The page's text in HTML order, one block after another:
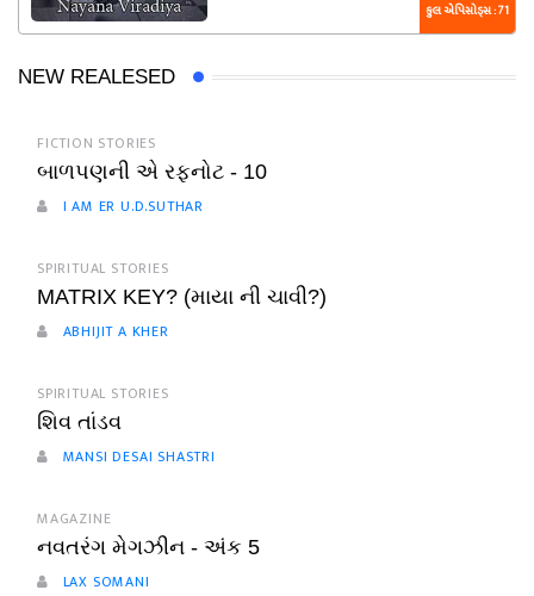
કુલ એપિસોડ્સ : 71
NEW REALESED
FICTION STORIES
બાળપણની એ રફનોટ - 10
I AM ER U.D.SUTHAR
SPIRITUAL STORIES
MATRIX KEY? (માયા ની ચાવી?)
ABHIJIT A KHER
SPIRITUAL STORIES
શિવ તાંડવ
MANSI DESAI SHASTRI
MAGAZINE
નવતરંગ મેગઝીન - અંક 5
LAX SOMANI